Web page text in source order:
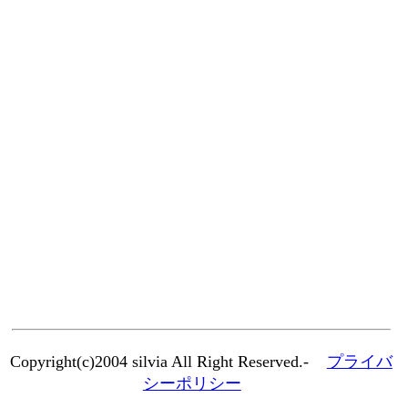
Copyright(c)2004 silvia All Right Reserved.-
プライバ
シーポリシー